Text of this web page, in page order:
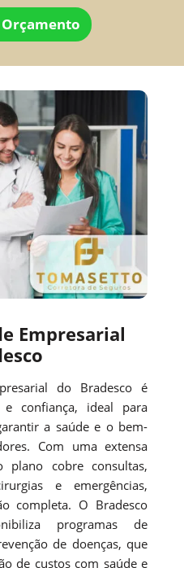
Empresarial
do Bradesco é
confiança, ideal para
a saúde e o bem-
Com uma extensa
plano cobre consultas,
e emergências,
completa. O Bradesco
programas de
de doenças, que
de custos com saúde e